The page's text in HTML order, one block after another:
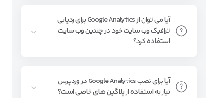
آیا می توان از Google Analytics برای ردیابی
ترافیک وب سایت خود در چندین وب سایت
استفاده کرد؟
آیا برای نصب Google Analytics در وردپرس
نیاز به استفاده از پلاگین‌ های خاصی است؟